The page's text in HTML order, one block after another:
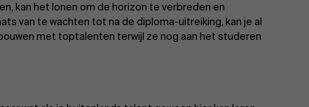
kan het lonen om de horizon te verbreden en
van te wachten tot na de diploma-uitreiking, kan je al
met toptalenten terwijl ze nog aan het studeren